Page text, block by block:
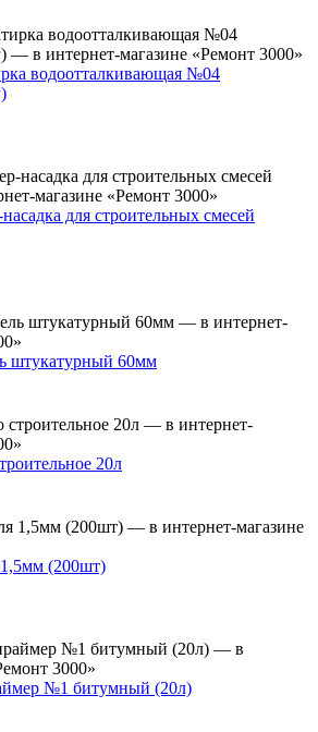
водоотталкивающая №04
для строительных смесей
штукатурный 60мм
20л
(200шт)
№1 битумный (20л)